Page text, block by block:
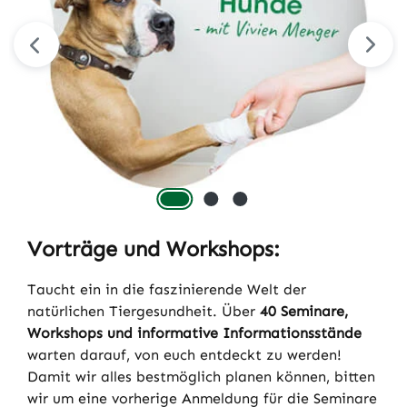
schönsten Besucherhundes mit Preisvergabe
Vorträge und Workshops:
Taucht ein in die faszinierende Welt der
natürlichen Tiergesundheit. Über 40 Seminare,
Workshops und informative Informationsstände
warten darauf, von euch entdeckt zu werden!
Damit wir alles bestmöglich planen können, bitten
wir um eine vorherige Anmeldung für die Seminare